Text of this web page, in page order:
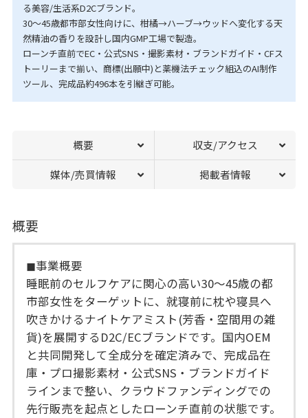
る美容/生活系D2Cブランド。
30〜45歳都市部女性向けに、柑橘→ハーブ→ウッドへ変化する天
然精油の香りを設計し国内GMP工場で製造。
ローンチ直前でEC・公式SNS・撮影素材・ブランドガイド・CFス
トーリーまで揃い、商標(出願中)と薬機法チェック組込のAI制作
ツール、完成品約496本を引継ぎ可能。
概要 収支/アクセス
媒体/売買情報 掲載者情報
概要
◼︎事業概要
睡眠前のセルフケアに関心の高い30〜45歳の都
市部女性をターゲットに、就寝前に枕や寝具へ
吹きかけるナイトケアミスト(芳香・空間用の雑
貨)を展開するD2C/ECブランドです。国内OEM
と共同開発して全成分を確定済みで、完成品在
庫・プロ撮影素材・公式SNS・ブランドガイド
ラインまで整い、クラウドファンディングでの
先行販売を起点としたローンチ直前の状態です。